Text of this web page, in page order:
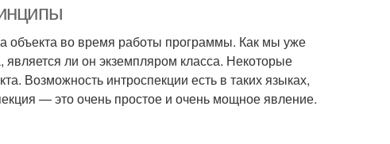
объекта во время работы программы. Как мы уже
ли он экземпляром класса. Некоторые
Возможность интроспекции есть в таких языках,
— это очень простое и очень мощное явление.